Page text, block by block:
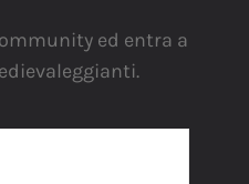
ed entra a